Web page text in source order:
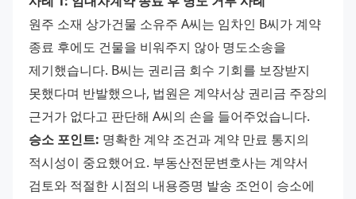
원주 소재 상가건물 소유주 A씨는 임차인 B씨가 계약
종료 후에도 건물을 비워주지 않아 명도소송을
제기했습니다. B씨는 권리금 회수 기회를 보장받지
못했다며 반발했으나, 법원은 계약서상 권리금 주장의
근거가 없다고 판단해 A씨의 손을 들어주었습니다.
승소 포인트: 명확한 계약 조건과 계약 만료 통지의
적시성이 중요했어요. 부동산전문변호사는 계약서
검토와 적절한 시점의 내용증명 발송 조언이 승소에